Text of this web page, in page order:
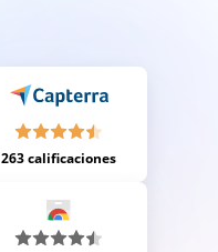
263 calificaciones